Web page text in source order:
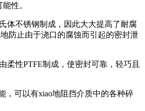
性。
体不锈钢制成，因此大大提高了耐腐
防止由于浇口的腐蚀而引起的密封泄
柔性PTFE制成，使密封可靠，轻巧且
，可以有xiao地阻挡介质中的各种碎